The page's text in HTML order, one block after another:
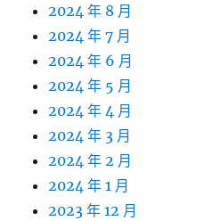
2024 年 8 月
2024 年 7 月
2024 年 6 月
2024 年 5 月
2024 年 4 月
2024 年 3 月
2024 年 2 月
2024 年 1 月
2023 年 12 月